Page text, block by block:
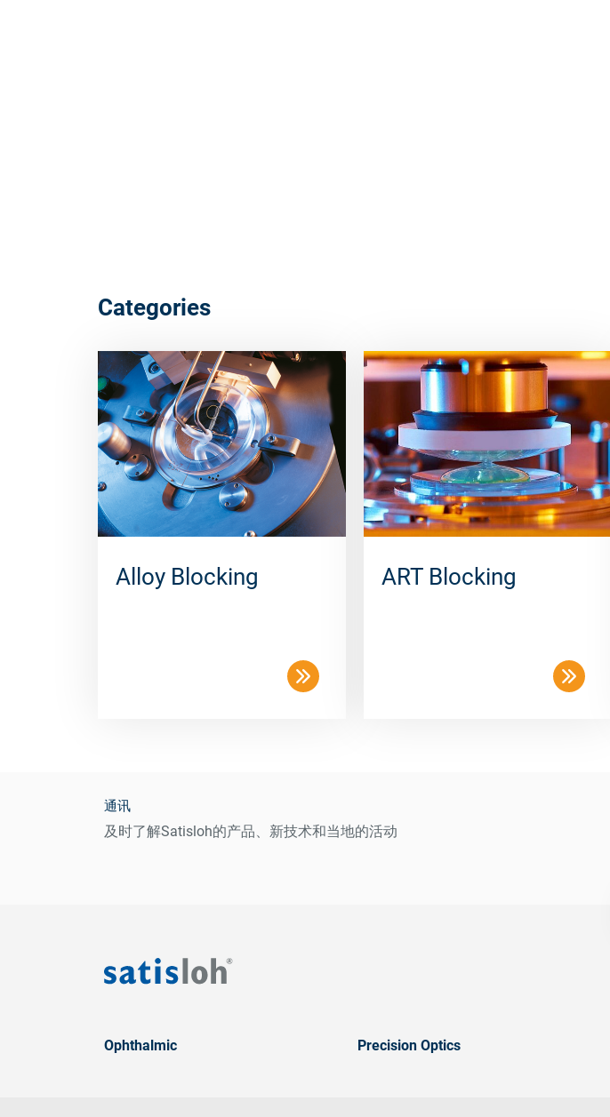
Categories
Alloy Blocking ART Blocking
通讯
及时了解Satisloh的产品、新技术和当地的活动
Ophthalmic Precision Optics